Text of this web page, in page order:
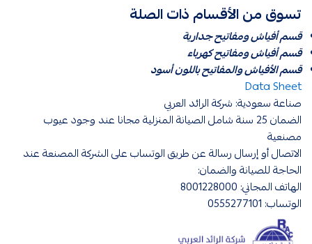
تسوق من الأقسام ذات الصلة
قسم أفياش ومفاتيح جدارية
قسم أفياش ومفاتيح كهرباء
قسم الأفياش والمفاتيح باللون أسود
Data Sheet
صناعة سعودية: شركة الرائد العربي
الضمان 25 سنة شامل الصيانة المنزلية مجانا عند وجود عيوب
مصنعية
الاتصال أو إرسال رسالة عن طريق الوتساب على الشركة المصنعة عند
الحاجة للصيانة والضمان:
الهاتف المجاني: 8001228000
الوتساب: 0555277101